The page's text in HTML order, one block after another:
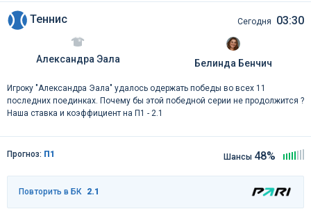
Теннис Сегодня 03:30
Александра Эала Белинда Бенчич
Игроку "Александра Эала" удалось одержать победы во всех 11
последних поединках. Почему бы этой победной серии не продолжится ?
Наша ставка и коэффициент на П1 - 2.1
Прогноз: П1 Шансы 48%
Повторить в БК 2.1